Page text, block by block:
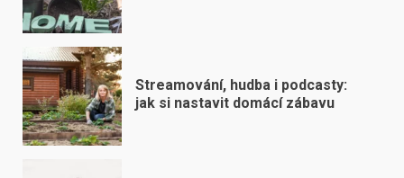
Streamování, hudba i podcasty:
jak si nastavit domácí zábavu